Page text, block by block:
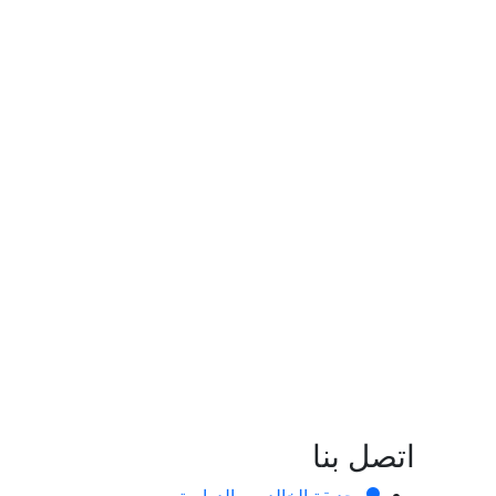
اتصل بنا